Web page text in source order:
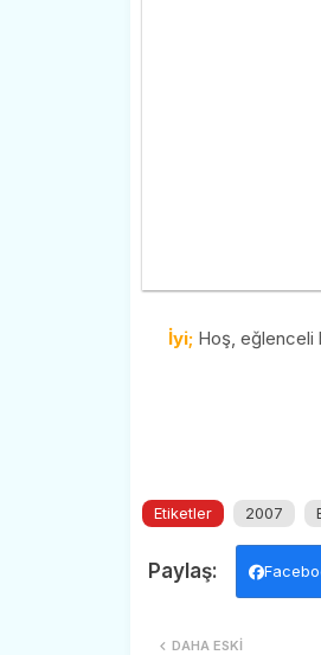
İyi; Hoş, eğlenceli
Etiketler 2007
DAHA ESKI